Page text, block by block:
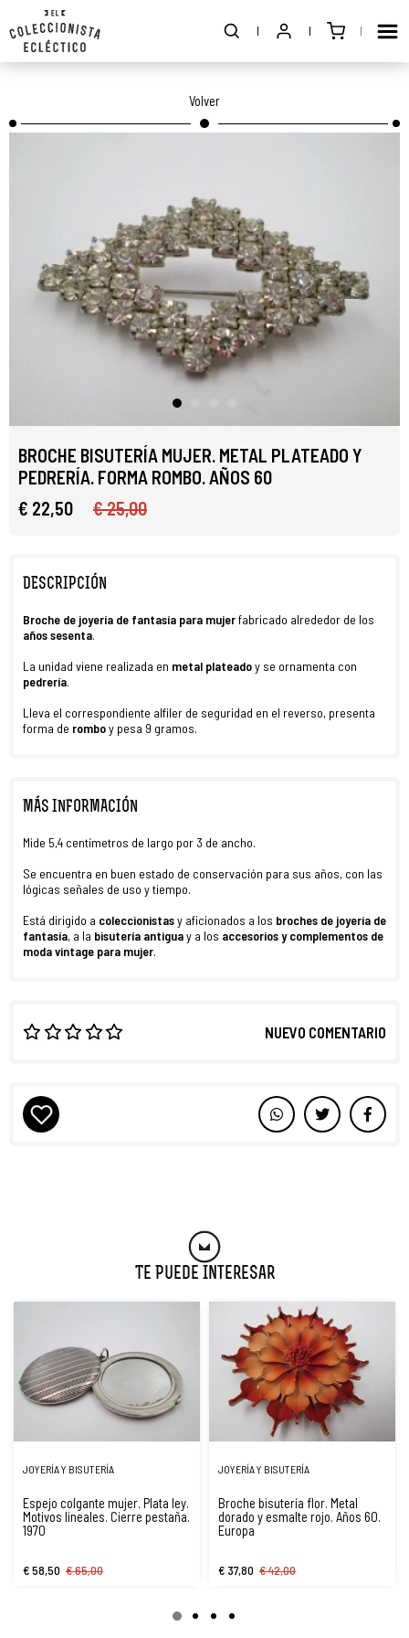
Volver
BROCHE BISUTERÍA MUJER. METAL PLATEADO Y
PEDRERÍA. FORMA ROMBO. AÑOS 60
€ 22,50
€ 25,00
DESCRIPCIÓN
Broche de joyería de fantasía para mujerfabricado alrededor de los
años sesenta.
La unidad viene realizada en metal plateadoy se ornamenta con
pedrería.
Lleva el correspondiente alfiler de seguridad en el reverso, presenta
forma de romboy pesa 9 gramos.
MÁS INFORMACIÓN
Mide 5,4 centímetros de largo por 3 de ancho.
Se encuentra en buen estado de conservación para sus años, con las
lógicas señales de uso y tiempo.
Está dirigido a coleccionistasy aficionados a los broches de joyería de
fantasía, a la bisutería antiguay a los accesorios y complementos de
moda vintage para mujer.
NUEVO COMENTARIO
Te Puede Interesar
JOYERÍA Y BISUTERÍA
Espejo colgante mujer. Plata ley.
Motivos lineales. Cierre pestaña.
1970
€ 58,50 € 65,00
JOYERÍA Y BISUTERÍA
Broche bisutería flor. Metal
dorado y esmalte rojo. Años 60.
Europa
€ 37,80 € 42,00